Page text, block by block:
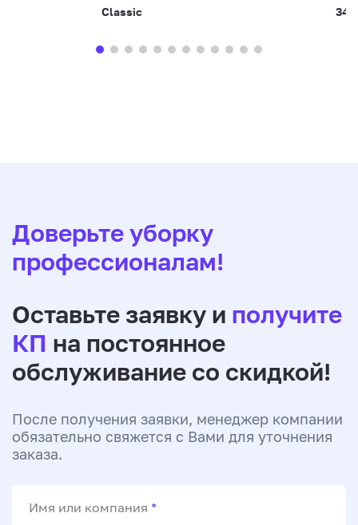
Classic
Доверьте уборку
профессионалам!
Оставьте заявку и получите
КП на постоянное
обслуживание со скидкой!
После получения заявки, менеджер компании
обязательно свяжется с Вами для уточнения
заказа.
Имя или компания *